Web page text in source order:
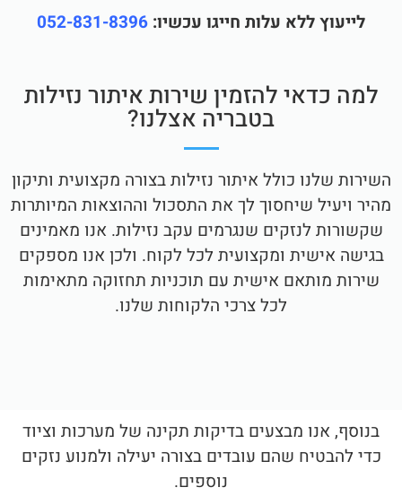
לייעוץ ללא עלות חייגו עכשיו: 052-831-8396
למה כדאי להזמין שירות איתור נזילות
בטבריה אצלנו?
השירות שלנו כולל איתור נזילות בצורה מקצועית ותיקון
מהיר ויעיל שיחסוך לך את התסכול וההוצאות המיותרות
שקשורות לנזקים שנגרמים עקב נזילות. אנו מאמינים
בגישה אישית ומקצועית לכל לקוח. ולכן אנו מספקים
שירות מותאם אישית עם תוכניות תחזוקה מתאימות
לכל צרכי הלקוחות שלנו.
בנוסף, אנו מבצעים בדיקות תקינה של מערכות וציוד
כדי להבטיח שהם עובדים בצורה יעילה ולמנוע נזקים
נוספים.